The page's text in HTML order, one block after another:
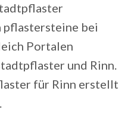
pflastersteine bei
Portalen
und Rinn.
für Rinn erstellt